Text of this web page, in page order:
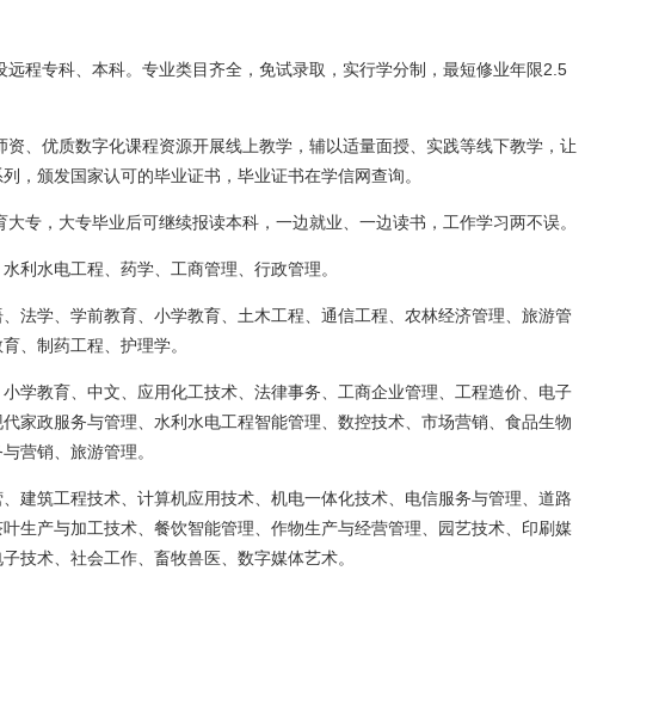
程专科、本科。专业类目齐全，免试录取，实行学分制，最短修业年限2.5
、优质数字化课程资源开展线上教学，辅以适量面授、实践等线下教学，让
，颁发国家认可的毕业证书，毕业证书在学信网查询。
专，大专毕业后可继续报读本科，一边就业、一边读书，工作学习两不误。
水电工程、药学、工商管理、行政管理。
学、学前教育、小学教育、土木工程、通信工程、农林经济管理、旅游管
、制药工程、护理学。
学教育、中文、应用化工技术、法律事务、工商企业管理、工程造价、电子
家政服务与管理、水利水电工程智能管理、数控技术、市场营销、食品生物
营销、旅游管理。
筑工程技术、计算机应用技术、机电一体化技术、电信服务与管理、道路
生产与加工技术、餐饮智能管理、作物生产与经营管理、园艺技术、印刷媒
技术、社会工作、畜牧兽医、数字媒体艺术。